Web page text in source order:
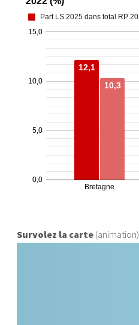
Survolez la carte (animation)